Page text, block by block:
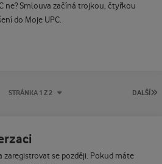
ne? Smlouva začíná trojkou, čtyřkou
do Moje UPC.
DALŠÍ
STRÁNKA 1 Z 2
zaregistrovat se později. Pokud máte